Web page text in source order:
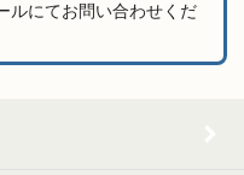
ルにてお問い合わせくだ